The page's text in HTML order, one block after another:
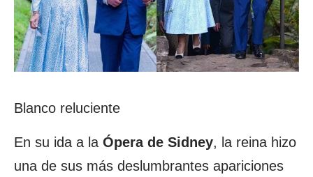
Blanco reluciente
En su ida a la Ópera de Sidney, la reina hizo
una de sus más deslumbrantes apariciones